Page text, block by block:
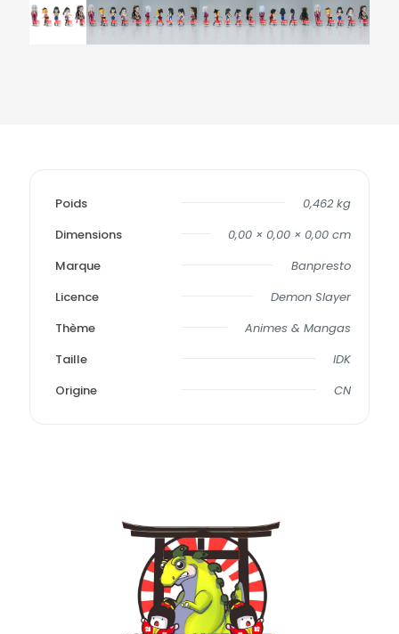
Poids
0,462 kg
Dimensions
0,00 × 0,00 × 0,00 cm
Marque
Banpresto
Licence
Demon Slayer
Thème
Animes & Mangas
Taille
IDK
Origine
CN